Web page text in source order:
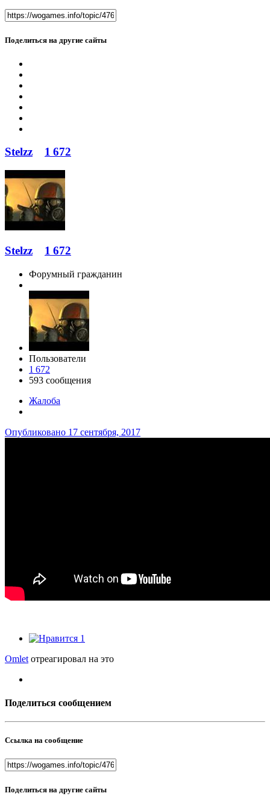
Поделиться на другие сайты
Stelzz 1 672
Stelzz 1 672
Форумный гражданин
Пользователи
1 672
593 сообщения
Жалоба
Опубликовано 17 сентября, 2017
1
Omlet отреагировал на это
Поделиться сообщением
Ссылка на сообщение
Поделиться на другие сайты